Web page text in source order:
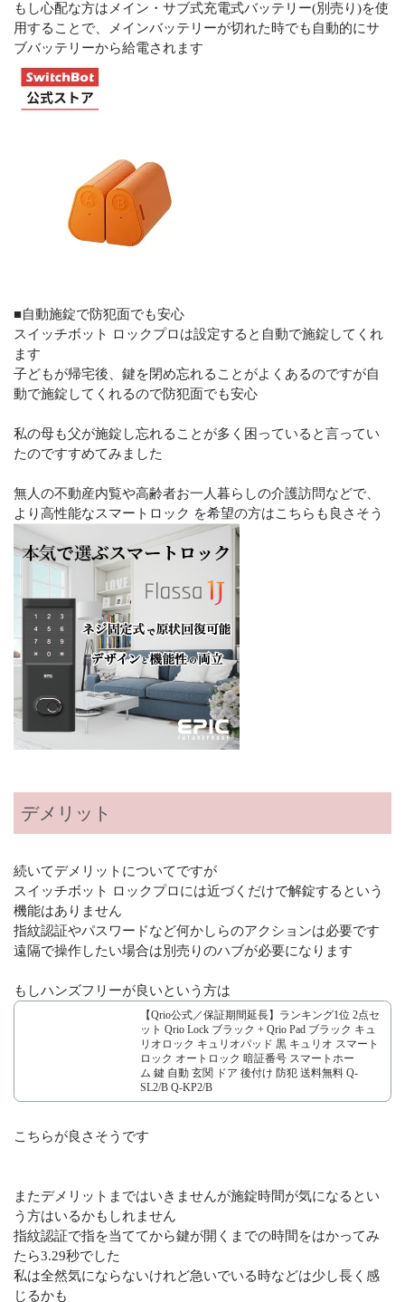
もし心配な方はメイン・サブ式充電式バッテリー(別売り)を使
用することで、メインバッテリーが切れた時でも自動的にサ
ブバッテリーから給電されます
■自動施錠で防犯面でも安心
スイッチボット ロックプロは設定すると自動で施錠してくれ
ます
子どもが帰宅後、鍵を閉め忘れることがよくあるのですが自
動で施錠してくれるので防犯面でも安心
私の母も父が施錠し忘れることが多く困っていると言ってい
たのですすめてみました
無人の不動産内覧や高齢者お一人暮らしの介護訪問などで、
より高性能なスマートロック を希望の方はこちらも良さそう
デメリット
続いてデメリットについてですが
スイッチボット ロックプロには近づくだけで解錠するという
機能はありません
指紋認証やパスワードなど何かしらのアクションは必要です
遠隔で操作したい場合は別売りのハブが必要になります
もしハンズフリーが良いという方は
【Qrio公式／保証期間延長】ランキング1位 2点セ
ット Qrio Lock ブラック + Qrio Pad ブラック キュ
リオロック キュリオパッド 黒 キュリオ スマート
ロック オートロック 暗証番号 スマートホー
ム 鍵 自動 玄関 ドア 後付け 防犯 送料無料 Q-
SL2/B Q-KP2/B
こちらが良さそうです
またデメリットまではいきませんが施錠時間が気になるとい
う方はいるかもしれません
指紋認証で指を当ててから鍵が開くまでの時間をはかってみ
たら3.29秒でした
私は全然気にならないけれど急いでいる時などは少し長く感
じるかも